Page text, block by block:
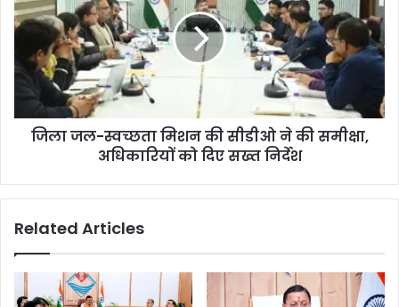
जिला जल-स्वच्छता मिशन की सीडीओ ने की समीक्षा,
अधिकारियों को दिए सख्त निर्देश
Related Articles